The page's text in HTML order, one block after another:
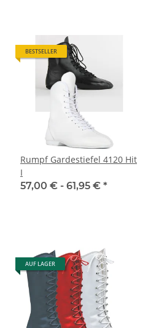
BESTSELLER
Rumpf Gardestiefel 4120 Hit
I
57,00 € - 61,95 € *
AUF LAGER